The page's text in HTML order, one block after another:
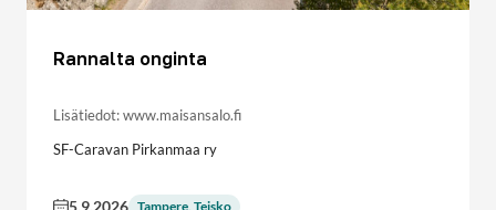
Rannalta onginta
Lisätiedot: www.maisansalo.fi
SF-Caravan Pirkanmaa ry
5.9.2026 Tampere, Teisko